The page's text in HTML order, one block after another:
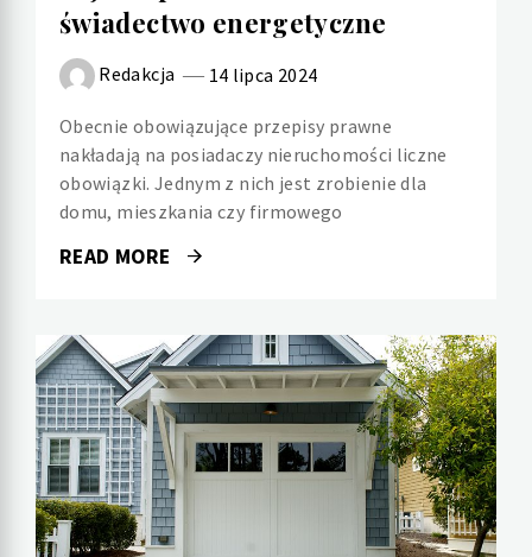
świadectwo energetyczne
Redakcja 14 lipca 2024
Obecnie obowiązujące przepisy prawne
nakładają na posiadaczy nieruchomości liczne
obowiązki. Jednym z nich jest zrobienie dla
domu, mieszkania czy firmowego
READ MORE